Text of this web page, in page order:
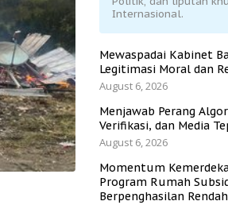
Internasional.
Mewaspadai Kabinet
Legitimasi Moral dan
August 6, 2026
Menjawab Perang
Verifikasi, dan Media
August 6, 2026
Momentum
Program Rumah
Berpenghasilan Rendah